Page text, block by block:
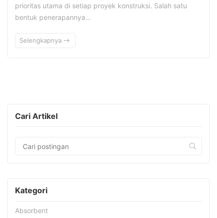
prioritas utama di setiap proyek konstruksi. Salah satu
bentuk penerapannya…
Selengkapnya
Cari Artikel
Kategori
Absorbent